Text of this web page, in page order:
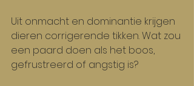
Uit onmacht en dominantie krijgen
dieren corrigerende tikken. Wat zou
een paard doen als het boos,
gefrustreerd of angstig is?